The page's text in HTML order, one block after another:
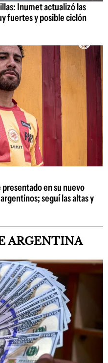
Inumet actualizó las
fuertes y posible ciclón
presentado en su nuevo
seguí las altas y
ARGENTINA